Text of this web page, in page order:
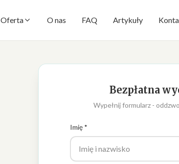
Oferta O nas FAQ Artykuły
Bezpłatna
Wypełnij formularz -
Imię *